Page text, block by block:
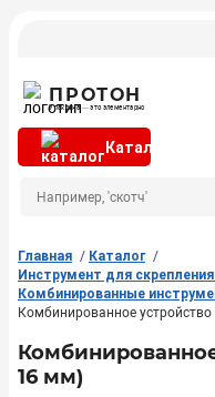
ПРОТОН
Упаковка — это элементарно
Каталог
Главная
Каталог
Инструмент для
Комбинированные
Комбинированное
Комбинированное
16 мм)